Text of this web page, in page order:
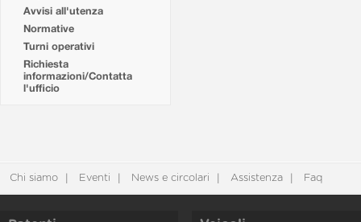
Avvisi all'utenza
Normative
Turni operativi
Richiesta
informazioni/Contatta
l'ufficio
Chi siamo Eventi News e circolari Assistenza Faq